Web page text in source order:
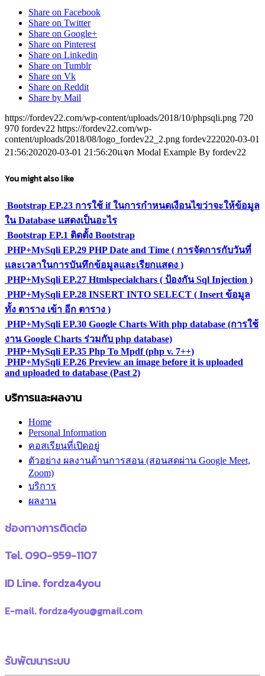
Share on Facebook
Share on Twitter
Share on Google+
Share on Pinterest
Share on Linkedin
Share on Tumblr
Share on Vk
Share on Reddit
Share by Mail
https://fordev22.com/wp-content/uploads/2018/10/phpsqli.png 720
970 fordev22 https://fordev22.com/wp-
content/uploads/2018/08/logo_fordev22_2.png fordev222020-03-01
21:56:202020-03-01 21:56:20แจก Modal Example By fordev22
You might also like
Bootstrap EP.23 การใช้ if ในการกำหนดเงือนไขว่าจะให้ข้อมูล
ใน Database แสดงเป็นอะไร
Bootstrap EP.1 ติดตั้ง Bootstrap
PHP+MySqli EP.29 PHP Date and Time ( การจัดการกับวันที่
และเวลาในการบันทึกข้อมูลและเรียกแสดง )
PHP+MySqli EP.27 Htmlspecialchars ( ป้องกัน Sql Injection )
PHP+MySqli EP.28 INSERT INTO SELECT ( Insert ข้อมูล
ทั้ง ตาราง เข้า อีก ตาราง )
PHP+MySqli EP.30 Google Charts With php database (การใช้
งาน Google Charts ร่วมกับ php database)
PHP+MySqli EP.35 Php To Mpdf (php v. 7++)
PHP+MySqli EP.26 Preview an image before it is uploaded
and uploaded to database (Past 2)
บริการและผลงาน
Home
Personal Information
คอสเรียนที่เปิดอยู่
ตัวอย่าง ผลงานด้านการสอน (สอนสดผ่าน Google Meet,
Zoom)
บริการ
ผลงาน
ช่องทางการติดต่อ
Tel. 090-959-1107
ID Line. fordza4you
E-mail. fordza4you@gmail.com
รับพัฒนาระบบ